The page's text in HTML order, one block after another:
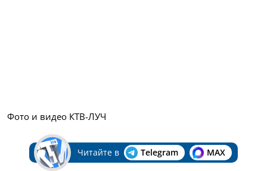
Фото и видео КТВ-ЛУЧ
Читайте в Telegram MAX